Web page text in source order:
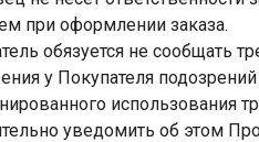
при оформлении заказа.
обязуется не сообщать
у Покупателя
использования
уведомить об этом